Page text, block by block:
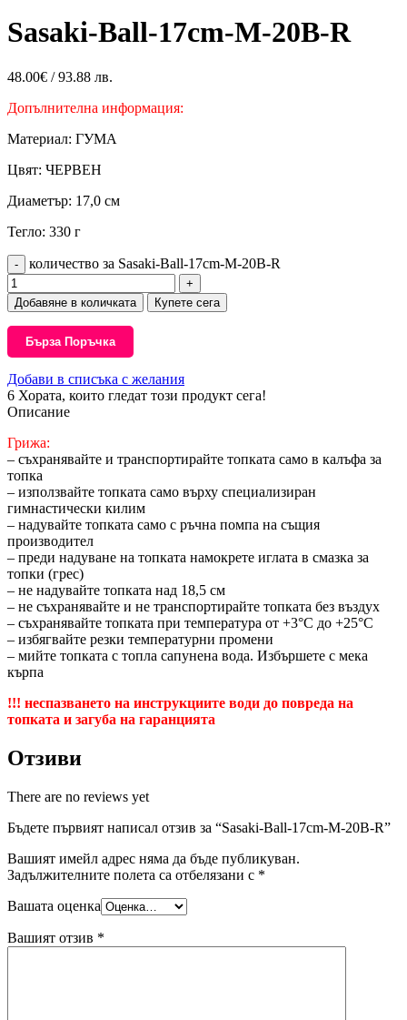
Sasaki-Ball-17cm-M-20B-R
48.00€ / 93.88 лв.
Допълнителна информация:
Материал: ГУМА
Цвят: ЧЕРВЕН
Диаметър: 17,0 см
Тегло: 330 г
количество за Sasaki-Ball-17cm-M-20B-R
Добавяне в количката Купете сега
Бърза Поръчка
Добави в списъка с желания
6 Хората, които гледат този продукт сега!
Описание
Грижа:
– съхранявайте и транспортирайте топката само в калъфа за
топка
– използвайте топката само върху специализиран
гимнастически килим
– надувайте топката само с ръчна помпа на същия
производител
– преди надуване на топката намокрете иглата в смазка за
топки (грес)
– не надувайте топката над 18,5 см
– не съхранявайте и не транспортирайте топката без въздух
– съхранявайте топката при температура от +3°C до +25°C
– избягвайте резки температурни промени
– мийте топката с топла сапунена вода. Избършете с мека
кърпа
!!! неспазването на инструкциите води до повреда на
топката и загуба на гаранцията
Отзиви
There are no reviews yet
Бъдете първият написал отзив за “Sasaki-Ball-17cm-M-20B-R”
Вашият имейл адрес няма да бъде публикуван.
Задължителните полета са отбелязани с *
Вашата оценка
Вашият отзив *